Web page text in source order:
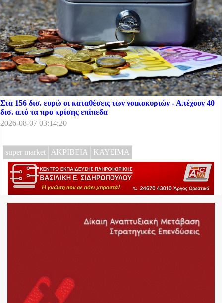
Στα 156 δισ. ευρώ οι καταθέσεις των νοικοκυριών - Απέχουν 40
δισ. από τα προ κρίσης επίπεδα
2026-08-07 03:14:20
super market ΑΚΡΙΒΕΙΑ ΚΑΥΣΙΜΑ